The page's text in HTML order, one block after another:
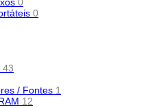
0
43
/ Fontes 1
12